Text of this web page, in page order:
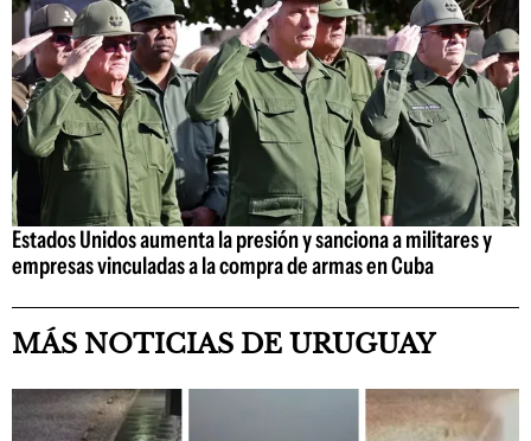
Estados Unidos aumenta la presión y sanciona a militares y
empresas vinculadas a la compra de armas en Cuba
MÁS NOTICIAS DE URUGUAY